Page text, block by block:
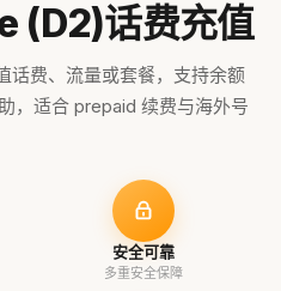
(D2)话费充值
话费、流量或套餐，支持余额
，适合 prepaid 续费与海外号
安全可靠
多重安全保障